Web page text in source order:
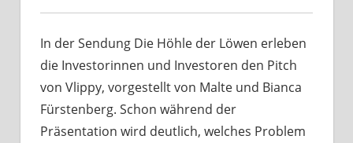
In der Sendung Die Höhle der Löwen erleben
die Investorinnen und Investoren den Pitch
von Vlippy, vorgestellt von Malte und Bianca
Fürstenberg. Schon während der
Präsentation wird deutlich, welches Problem